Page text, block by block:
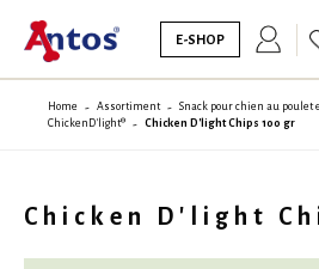
E-SHOP
Home Assortiment
Snack pour chien au poulet
ChickenD'light®
Chicken D'light Chips 100 gr
Chicken D'light